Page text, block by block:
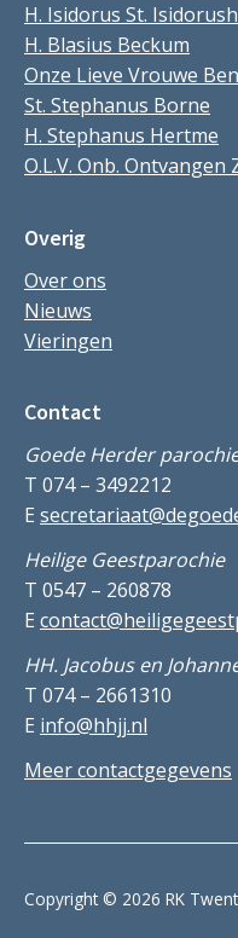
H. Isidorus St.
H. Blasius Beckum
Onze Lieve Vrouwe
St. Stephanus Borne
H. Stephanus Hertme
O.L.V. Onb. Ontvangen
Overig
Over ons
Nieuws
Vieringen
Contact
Goede Herder
T 074 – 3492212
E
Heilige Geestparochie
T 0547 – 260878
E
HH. Jacobus en
T 074 – 2661310
E info@hhjj.nl
Meer contactgegevens
Copyright © 2026 RK